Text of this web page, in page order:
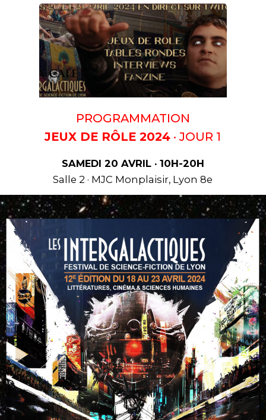
PROGRAMMATION
JEUX DE RÔLE 2024 · JOUR 1
SAMEDI 20 AVRIL · 10H-20H
Salle 2 · MJC Monplaisir, Lyon 8e